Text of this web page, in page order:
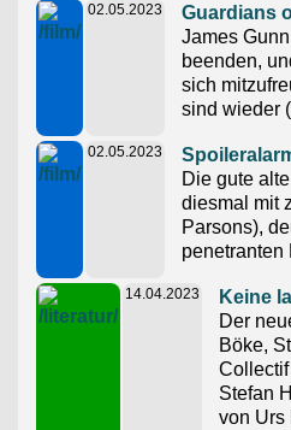
02.05.2023
Guardians
James
beenden,
sich
sind wieder
02.05.2023
Die gute
diesmal mit
Parsons),
penetranten
14.04.2023
Keine
Der
Böke,
Stefan
von Urs